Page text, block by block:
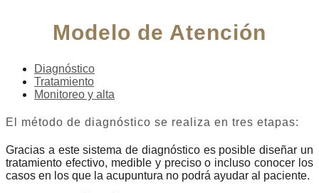
Modelo de Atención
Diagnóstico
Tratamiento
Monitoreo y alta
El método de diagnóstico se realiza en tres etapas:
Gracias a este sistema de diagnóstico es posible diseñar un
tratamiento efectivo, medible y preciso o incluso conocer los
casos en los que la acupuntura no podrá ayudar al paciente.